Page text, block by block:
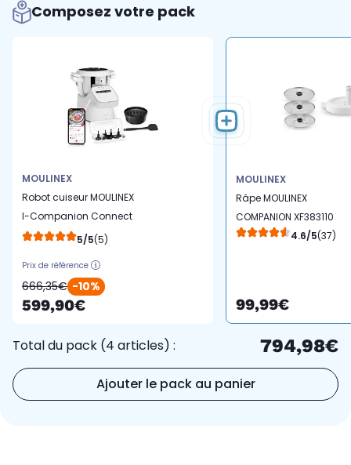
Composez votre pack
MOULINEX
Robot cuiseur MOULINEX
I-Companion Connect
HF941AF0
5/5(5)
Prix de référence
666,35€ -10%
599,90€
MOULINEX
Râpe MOULINEX
COMPANION XF383110
4.6/5(37)
99,99€
Total du pack (4 articles) : 794,98€
Ajouter le pack au panier